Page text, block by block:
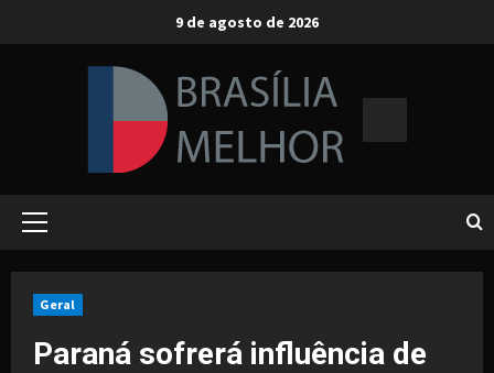
9 de agosto de 2026
Primary
Geral
Paraná sofrerá influência de